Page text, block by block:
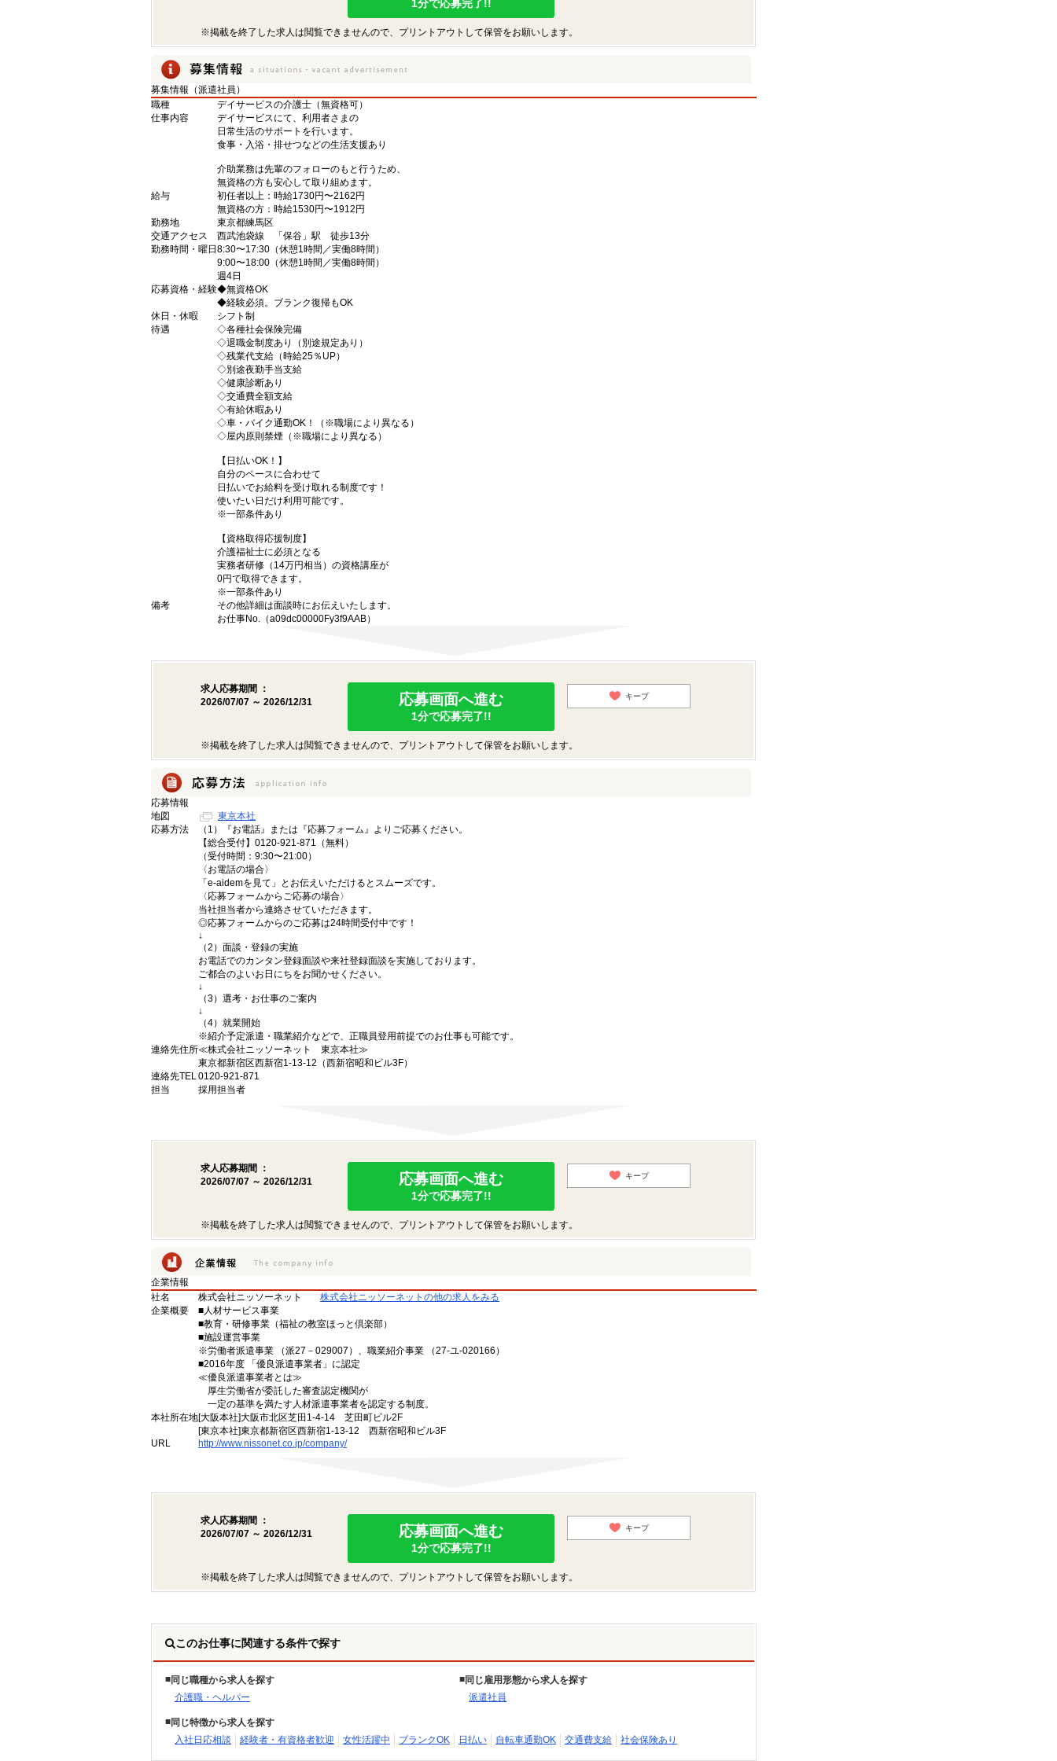
1分で応募完了!!
※掲載を終了した求人は閲覧できませんので、プリントアウトして保管をお願いします。
募集情報（派遣社員）
職種
デイサービスの介護士（無資格可）
仕事内容
デイサービスにて、利用者さまの
日常生活のサポートを行います。
食事・入浴・排せつなどの生活支援あり
介助業務は先輩のフォローのもと行うため、
無資格の方も安心して取り組めます。
給与
初任者以上：時給1730円〜2162円
無資格の方：時給1530円〜1912円
勤務地
東京都練馬区
交通アクセス
西武池袋線 「保谷」駅 徒歩13分
勤務時間・曜日 8:30〜17:30（休憩1時間／実働8時間）
9:00〜18:00（休憩1時間／実働8時間）
週4日
応募資格・経験◆無資格OK
◆経験必須。ブランク復帰もOK
休日・休暇
シフト制
待遇
◇各種社会保険完備
◇退職金制度あり（別途規定あり）
◇残業代支給（時給25％UP）
◇別途夜勤手当支給
◇健康診断あり
◇交通費全額支給
◇有給休暇あり
◇車・バイク通勤OK！（※職場により異なる）
◇屋内原則禁煙（※職場により異なる）
【日払いOK！】
自分のペースに合わせて
日払いでお給料を受け取れる制度です！
使いたい日だけ利用可能です。
※一部条件あり
【資格取得応援制度】
介護福祉士に必須となる
実務者研修（14万円相当）の資格講座が
0円で取得できます。
※一部条件あり
備考
その他詳細は面談時にお伝えいたします。
お仕事No.（a09dc00000Fy3f9AAB）
求人応募期間 ：
2026/07/07 ～ 2026/12/31
応募画面へ進む
1分で応募完了!!
キープ
※掲載を終了した求人は閲覧できませんので、プリントアウトして保管をお願いします。
応募情報
地図
東京本社
応募方法
（1）『お電話』または『応募フォーム』よりご応募ください。
【総合受付】0120-921-871（無料）
（受付時間：9:30〜21:00）
〈お電話の場合〉
「e-aidemを見て」とお伝えいただけるとスムーズです。
〈応募フォームからご応募の場合〉
当社担当者から連絡させていただきます。
◎応募フォームからのご応募は24時間受付中です！
↓
（2）面談・登録の実施
お電話でのカンタン登録面談や来社登録面談を実施しております。
ご都合のよいお日にちをお聞かせください。
↓
（3）選考・お仕事のご案内
↓
（4）就業開始
※紹介予定派遣・職業紹介などで、正職員登用前提でのお仕事も可能です。
連絡先住所≪株式会社ニッソーネット 東京本社≫
東京都新宿区西新宿1-13-12（西新宿昭和ビル3F）
連絡先TEL0120-921-871
担当
採用担当者
求人応募期間 ：
2026/07/07 ～ 2026/12/31
応募画面へ進む
1分で応募完了!!
キープ
※掲載を終了した求人は閲覧できませんので、プリントアウトして保管をお願いします。
企業情報
社名
株式会社ニッソーネット
株式会社ニッソーネットの他の求人をみる
企業概要
■人材サービス事業
■教育・研修事業（福祉の教室ほっと倶楽部）
■施設運営事業
※労働者派遣事業 （派27－029007）、職業紹介事業 （27-ユ-020166）
■2016年度 「優良派遣事業者」に認定
≪優良派遣事業者とは≫
厚生労働省が委託した審査認定機関が
一定の基準を満たす人材派遣事業者を認定する制度。
本社所在地[大阪本社]大阪市北区芝田1-4-14 芝田町ビル2F
[東京本社]東京都新宿区西新宿1-13-12 西新宿昭和ビル3F
URL
http://www.nissonet.co.jp/company/
求人応募期間 ：
2026/07/07 ～ 2026/12/31
応募画面へ進む
1分で応募完了!!
キープ
※掲載を終了した求人は閲覧できませんので、プリントアウトして保管をお願いします。
このお仕事に関連する条件で探す
同じ職種から求人を探す
介護職・ヘルパー
同じ雇用形態から求人を探す
派遣社員
同じ特徴から求人を探す
入社日応相談
経験者・有資格者歓迎 女性活躍中 ブランクOK 日払い 自転車通勤OK 交通費支給 社会保険あり